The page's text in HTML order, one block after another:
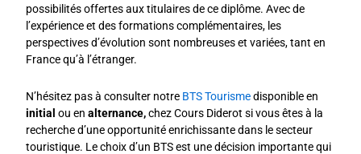
possibilités offertes aux titulaires de ce diplôme. Avec de
l’expérience et des formations complémentaires, les
perspectives d’évolution sont nombreuses et variées, tant en
France qu’à l’étranger.
N’hésitez pas à consulter notre BTS Tourismedisponible en
initial ou enalternance,chez Cours Diderot si vous êtes à la
recherche d’une opportunité enrichissante dans le secteur
touristique. Le choix d’un BTS est une décision importante qui